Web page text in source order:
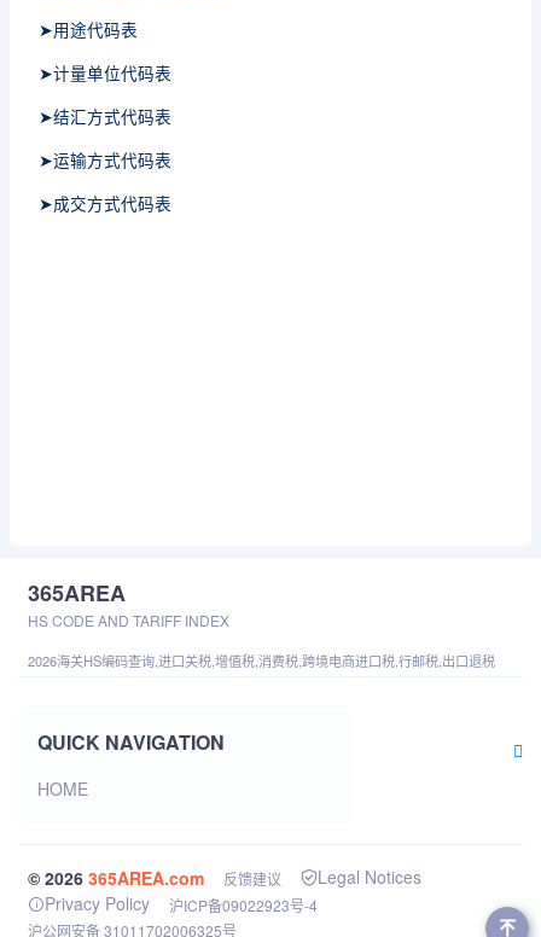
➤用途代码表
➤计量单位代码表
➤结汇方式代码表
➤运输方式代码表
➤成交方式代码表
365AREA
HS CODE AND TARIFF INDEX
2026海关HS编码查询,进口关税,增值税,消费税,跨境电商进口税,行邮税,出口退税
QUICK NAVIGATION
HOME
© 2026 365AREA.com 反馈建议
Legal Notices
Privacy Policy
沪ICP备09022923号-4
沪公网安备 31011702006325号